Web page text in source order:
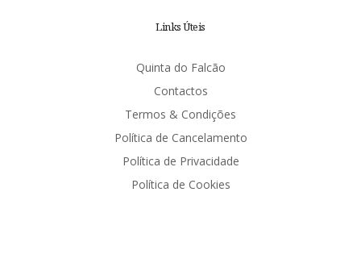
Links Úteis
Quinta do Falcão
Contactos
Termos & Condições
Política de Cancelamento
Política de Privacidade
Política de Cookies